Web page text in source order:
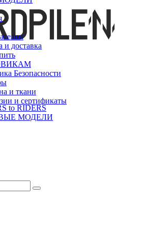
и доставка
Безопасности
и ткани
и сертификаты
to RIDERS
МОДЕЛИ